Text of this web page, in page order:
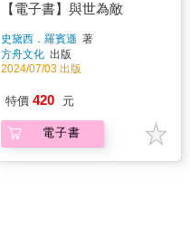
【電子書】與世為敵
史黛西．羅賓遜 著
方舟文化 出版
2024/07/03 出版
特價 420 元
電子書